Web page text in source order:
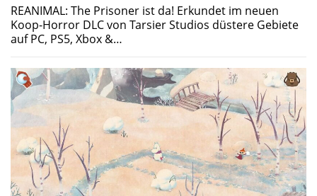
REANIMAL: The Prisoner ist da! Erkundet im neuen
Koop-Horror DLC von Tarsier Studios düstere Gebiete
auf PC, PS5, Xbox &…